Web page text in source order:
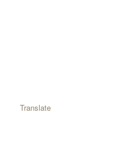
Translate